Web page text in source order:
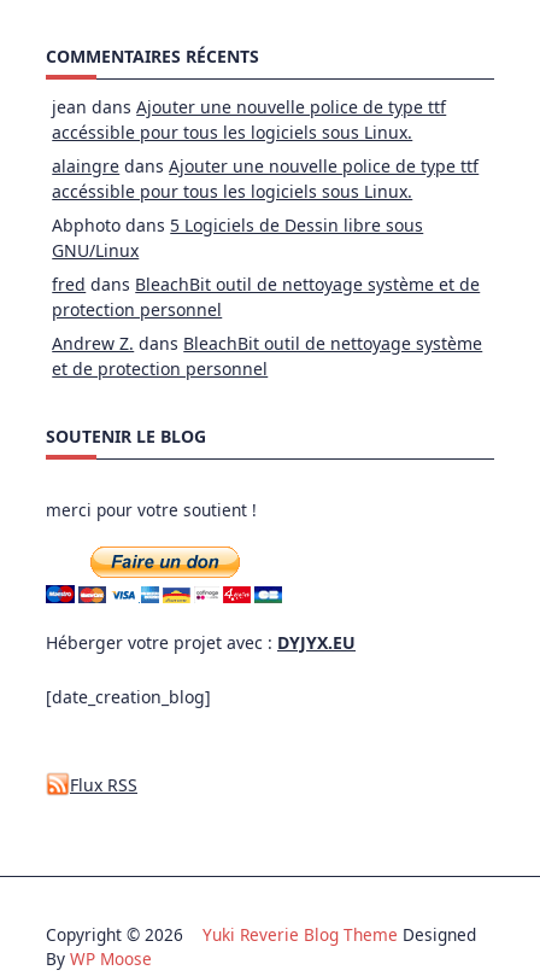
COMMENTAIRES RÉCENTS
jean dansAjouter une nouvelle police de type ttf
accéssible pour tous les logiciels sous Linux.
alaingre dansAjouter une nouvelle police de type ttf
accéssible pour tous les logiciels sous Linux.
Abphoto dans 5 Logiciels de Dessin libre sous
GNU/Linux
fred dans BleachBit outil de nettoyage système et de
protection personnel
Andrew Z. dans BleachBit outil de nettoyage système
et de protection personnel
SOUTENIR LE BLOG
merci pour votre soutient !
Héberger votre projet avec : DYJYX.EU
[date_creation_blog]
Flux RSS
Copyright © 2026 Yuki Reverie Blog Theme Designed
By WP Moose